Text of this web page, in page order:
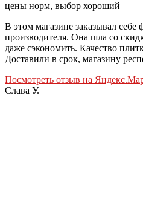
цены норм, выбор хороший
В этом магазине заказывал
производителя. Она шла со
даже сэкономить. Качество
Доставили в срок, магазину
Посмотреть отзыв на
Слава У.